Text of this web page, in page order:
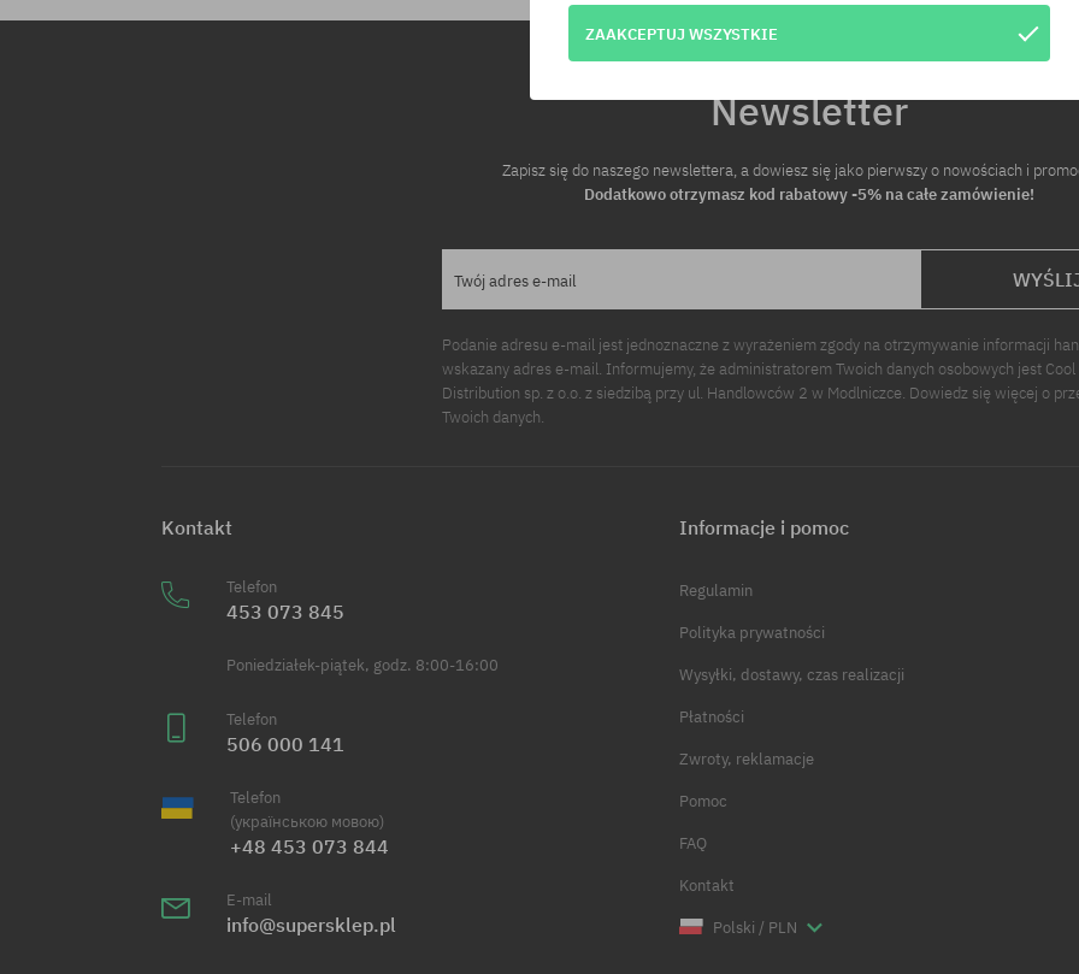
Newsletter
Zapisz się do naszego newslettera, a dowiesz się jako pierwszy o nowościach i
Dodatkowo otrzymasz kod rabatowy -5% na całe zamówienie!
Twój adres e-mail
Podanie adresu e-mail jest jednoznaczne z wyrażeniem zgody na otrzymywanie informacji
wskazany adres e-mail. Informujemy, że administratorem Twoich danych osobowych jest Cool
Distribution sp. z o.o. z siedzibą przy ul. Handlowców 2 w Modlniczce. Dowiedz się więcej o
Twoich danych.
Kontakt
Telefon
453 073 845
Poniedziałek-piątek, godz. 8:00-16:00
Telefon
506 000 141
Telefon
(українською мовою)
+48 453 073 844
E-mail
info@supersklep.pl
Informacje i pomoc
Regulamin
Polityka prywatności
Wysyłki, dostawy, czas realizacji
Płatności
Zwroty, reklamacje
Pomoc
FAQ
Kontakt
Polski / PLN
ZAAKCEPTUJ WSZYSTKIE